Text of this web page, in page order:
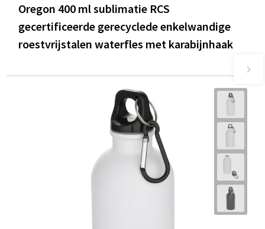
Oregon 400 ml sublimatie RCS
gecertificeerde gerecyclede enkelwandige
roestvrijstalen waterfles met karabijnhaak